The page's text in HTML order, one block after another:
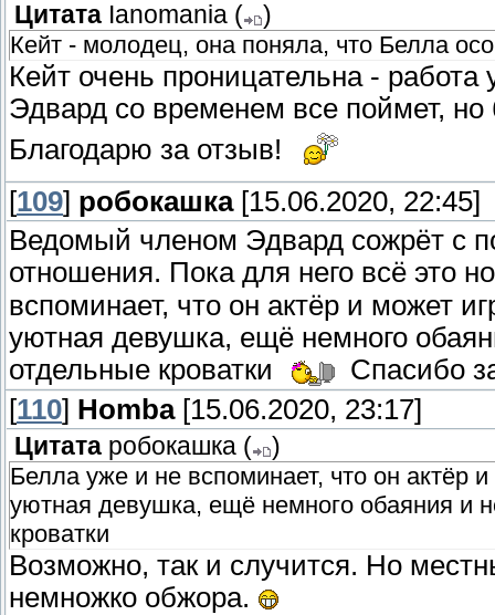
Цитата Ianomania (
)
Кейт - молодец, она поняла, что Белла
Кейт очень проницательна - работа
Эдвард со временем все поймет,
Благодарю за отзыв!
[109] робокашка[15.06.2020, 22:45]
Ведомый членом Эдвард сожрёт с
отношения. Пока для него всё это
вспоминает, что он актёр и может
уютная девушка, ещё немного
отдельные кроватки
Спасибо
[110] Homba[15.06.2020, 23:17]
Цитата робокашка (
)
Белла уже и не вспоминает, что он актёр
уютная девушка, ещё немного обаяния и
кроватки
Возможно, так и случится. Но
немножко обжора.